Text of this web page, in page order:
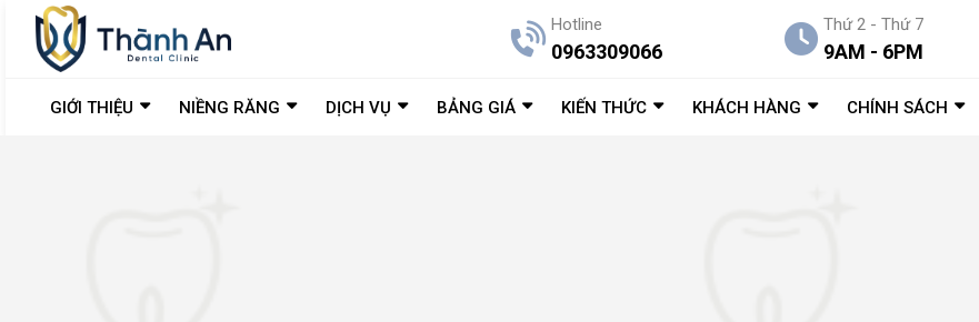
Hotline
0963309066
Thứ 2 - Thứ 7
9AM - 6PM
GIỚI THIỆU NIỀNG RĂNG DỊCH VỤ BẢNG GIÁ KIẾN THỨC KHÁCH HÀNG CHÍNH SÁCH